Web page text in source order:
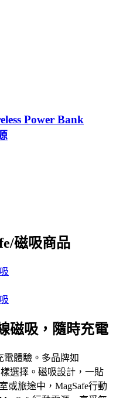
Power Bank
磁吸商品
磁吸，隨時充電
電體驗。多品牌如
選擇。磁吸設計，一貼
或旅途中，MagSafe行動